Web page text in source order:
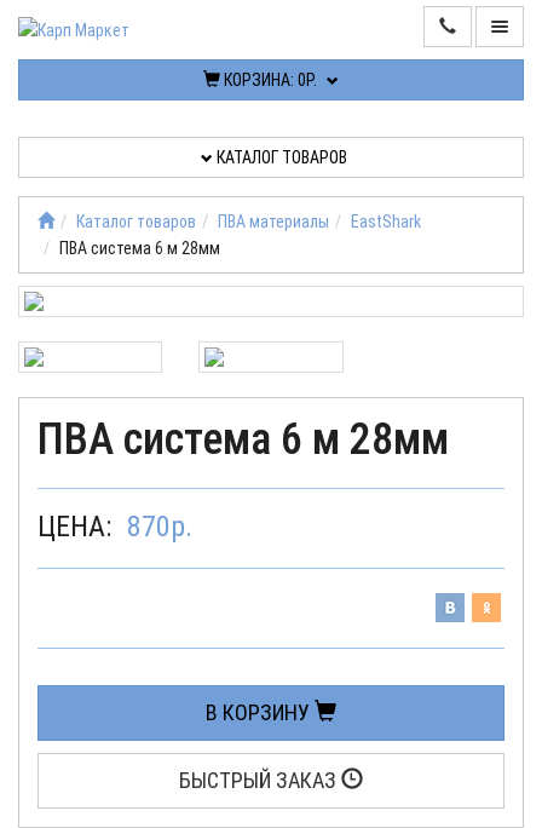
КОРЗИНА: 0Р.
КАТАЛОГ
ТОВАРОВ
РАСПРОДАЖА
ПОСТУПЛЕНИЯ
КАБИНЕТ
КАТАЛОГ ТОВАРОВ
Каталог товаров ПВА материалы
EastShark
ПВА система 6 м 28мм
ПВА система 6 м 28мм
ЦЕНА: 870р.
В КОРЗИНУ
БЫСТРЫЙ ЗАКАЗ